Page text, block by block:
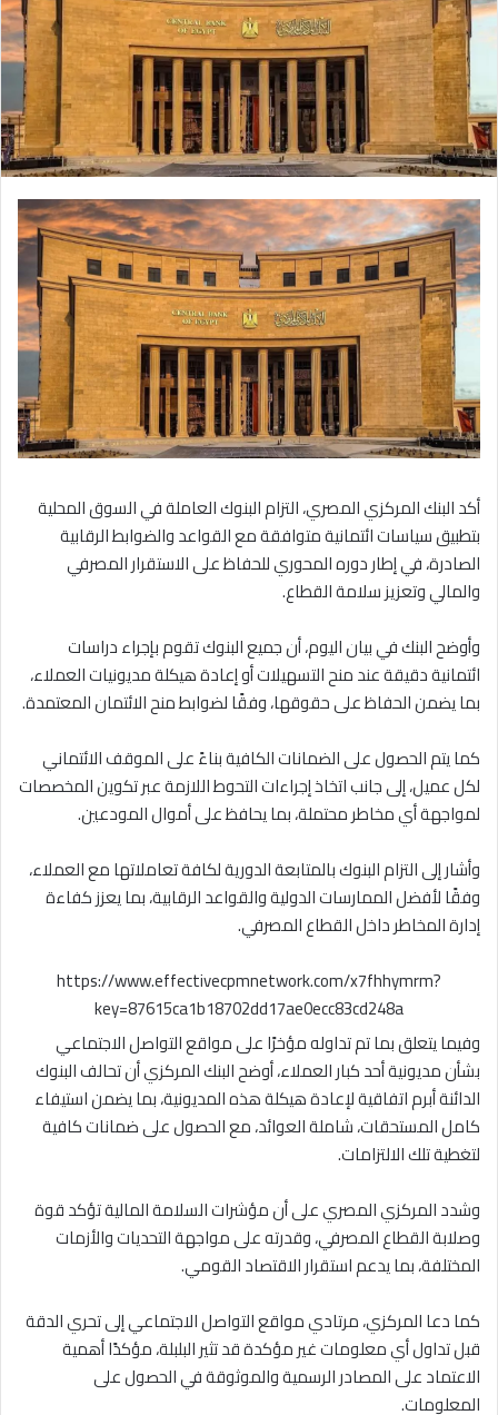
أكد البنك المركزي المصري، التزام البنوك العاملة في السوق المحلية
بتطبيق سياسات ائتمانية متوافقة مع القواعد والضوابط الرقابية
الصادرة، في إطار دوره المحوري للحفاظ على الاستقرار المصرفي
والمالي وتعزيز سلامة القطاع.
وأوضح البنك في بيان اليوم، أن جميع البنوك تقوم بإجراء دراسات
ائتمانية دقيقة عند منح التسهيلات أو إعادة هيكلة مديونيات العملاء،
بما يضمن الحفاظ على حقوقها، وفقًا لضوابط منح الائتمان المعتمدة.
كما يتم الحصول على الضمانات الكافية بناءً على الموقف الائتماني
لكل عميل، إلى جانب اتخاذ إجراءات التحوط اللازمة عبر تكوين المخصصات
لمواجهة أي مخاطر محتملة، بما يحافظ على أموال المودعين.
وأشار إلى التزام البنوك بالمتابعة الدورية لكافة تعاملاتها مع العملاء،
وفقًا لأفضل الممارسات الدولية والقواعد الرقابية، بما يعزز كفاءة
إدارة المخاطر داخل القطاع المصرفي.
https://www.effectivecpmnetwork.com/x7fhhymrm?
key=87615ca1b18702dd17ae0ecc83cd248a
وفيما يتعلق بما تم تداوله مؤخرًا على مواقع التواصل الاجتماعي
بشأن مديونية أحد كبار العملاء، أوضح البنك المركزي أن تحالف البنوك
الدائنة أبرم اتفاقية لإعادة هيكلة هذه المديونية، بما يضمن استيفاء
كامل المستحقات، شاملة العوائد، مع الحصول على ضمانات كافية
لتغطية تلك الالتزامات.
وشدد المركزي المصري على أن مؤشرات السلامة المالية تؤكد قوة
وصلابة القطاع المصرفي، وقدرته على مواجهة التحديات والأزمات
المختلفة، بما يدعم استقرار الاقتصاد القومي.
كما دعا المركزي، مرتادي مواقع التواصل الاجتماعي إلى تحري الدقة
قبل تداول أي معلومات غير مؤكدة قد تثير البلبلة، مؤكدًا أهمية
الاعتماد على المصادر الرسمية والموثوقة في الحصول على
المعلومات.